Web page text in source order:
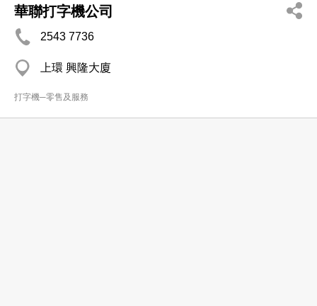
華聯打字機公司
2543 7736
上環 興隆大廈
打字機─零售及服務